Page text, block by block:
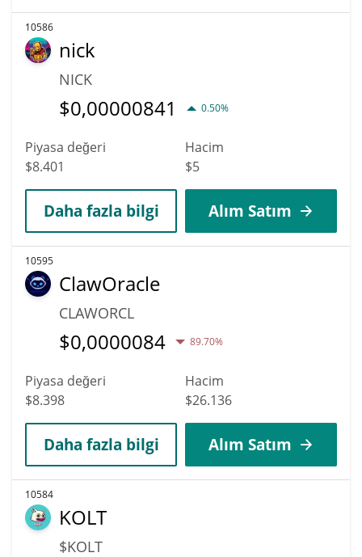
10586
nick
NICK
$0,00000841 0.50%
Piyasa değeri
$8.401
Hacim
$5
Daha fazla bilgi Alım Satım
10595
ClawOracle
CLAWORCL
$0,0000084 89.70%
Piyasa değeri
$8.398
Hacim
$26.136
Daha fazla bilgi Alım Satım
10584
KOLT
$KOLT